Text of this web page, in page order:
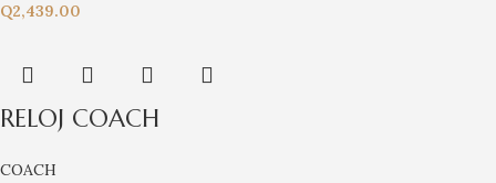
Q2,439.00
RELOJ COACH
COACH